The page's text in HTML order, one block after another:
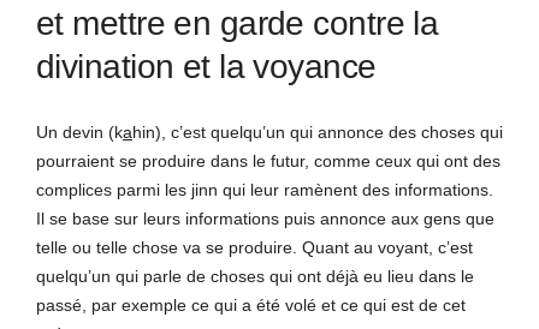
k
a
m
s
t
et mettre en garde contre la
divination et la voyance
Un devin (kahin), c’est quelqu’un qui annonce des choses qui
pourraient se produire dans le futur, comme ceux qui ont des
complices parmi les jinn qui leur ramènent des informations.
Il se base sur leurs informations puis annonce aux gens que
telle ou telle chose va se produire. Quant au voyant, c’est
quelqu’un qui parle de choses qui ont déjà eu lieu dans le
passé, par exemple ce qui a été volé et ce qui est de cet